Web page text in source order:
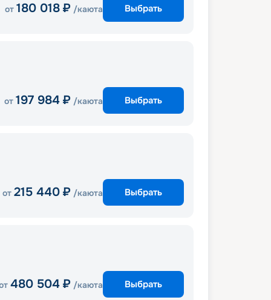
от 180 018 ₽ /каюта Выбрать
от 197 984 ₽ /каюта Выбрать
от 215 440 ₽ /каюта Выбрать
480 504 ₽ /каюта Выбрать